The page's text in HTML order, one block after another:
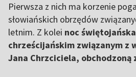
Pierwsza z nich ma korzenie
słowiańskich obrzędów
letnim. Z kolei noc
chrześcijańskim związanym z
Jana Chrzciciela, obchodzoną